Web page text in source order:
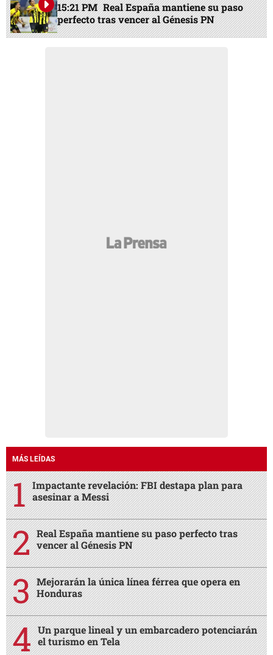
15:21 PM Real España mantiene su paso
perfecto tras vencer al Génesis PN
MÁS LEÍDAS
Impactante revelación: FBI destapa plan para
asesinar a Messi
Real España mantiene su paso perfecto tras
vencer al Génesis PN
Mejorarán la única línea férrea que opera en
Honduras
Un parque lineal y un embarcadero potenciarán
el turismo en Tela